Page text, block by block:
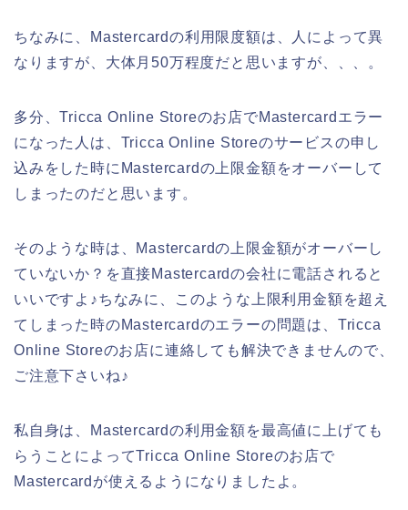
ちなみに、Mastercardの利用限度額は、人によって異
なりますが、大体月50万程度だと思いますが、、、。
多分、Tricca Online Storeのお店でMastercardエラー
になった人は、Tricca Online Storeのサービスの申し
込みをした時にMastercardの上限金額をオーバーして
しまったのだと思います。
そのような時は、Mastercardの上限金額がオーバーし
ていないか？を直接Mastercardの会社に電話されると
いいですよ♪ちなみに、このような上限利用金額を超え
てしまった時のMastercardのエラーの問題は、Tricca
Online Storeのお店に連絡しても解決できませんので、
ご注意下さいね♪
私自身は、Mastercardの利用金額を最高値に上げても
らうことによってTricca Online Storeのお店で
Mastercardが使えるようになりましたよ。